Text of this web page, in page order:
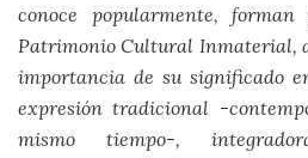
conoce popularmente,
Patrimonio Cultural Inmaterial,
importancia de su significado
expresión tradicional -
mismo tiempo-,